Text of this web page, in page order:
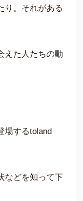
り。それがある
えた人たちの動
場するtoland
などを知って下